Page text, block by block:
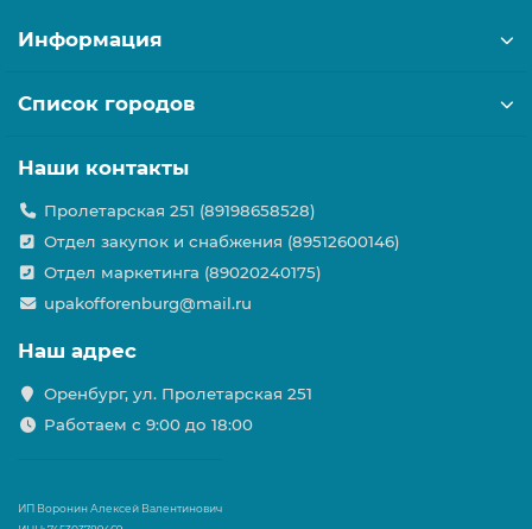
Информация
Список городов
Наши контакты
Пролетарская 251 (89198658528)
Отдел закупок и снабжения (89512600146)
Отдел маркетинга (89020240175)
upakofforenburg@mail.ru
Наш адрес
Оренбург, ул. Пролетарская 251
Работаем с 9:00 до 18:00
ИП Воронин Алексей Валентинович